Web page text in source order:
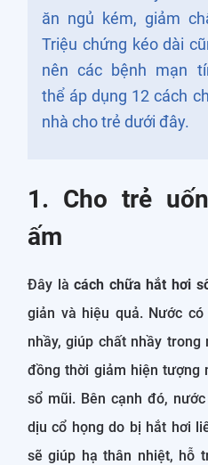
ăn ngủ kém, giảm
Triệu chứng kéo dài
nên các bệnh mạn
thể áp dụng 12 cách
nhà cho trẻ dưới đây.
1. Cho trẻ
ấm
Đây làcách chữa hắt hơi
giản và hiệu quả. Nước
nhầy, giúp chất nhầy
đồng thời giảm hiện tượng
sổ mũi. Bên cạnh đó,
dịu cổ họng do bị hắt hơi
sẽ giúp hạ thân nhiệt, hỗ